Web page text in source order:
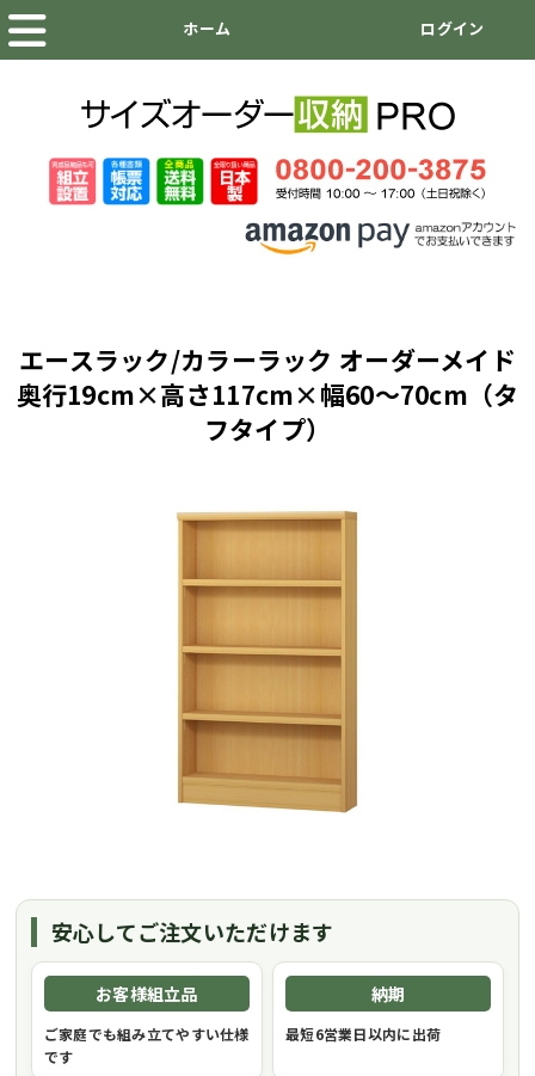
エースラック/カラーラック オーダーメイド
奥行19cm×高さ117cm×幅60～70cm（タ
フタイプ）
安心してご注文いただけます
お客様組立品
ご家庭でも組み立てやすい仕様
です
納期
最短6営業日以内に出荷